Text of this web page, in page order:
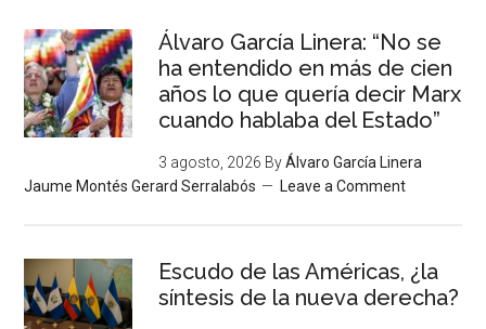
Álvaro García Linera: “No se
ha entendido en más de cien
años lo que quería decir Marx
cuando hablaba del Estado”
3 agosto, 2026 ByÁlvaro García Linera
Jaume Montés Gerard Serralabós
Leave a Comment
Escudo de las Américas, ¿la
síntesis de la nueva derecha?